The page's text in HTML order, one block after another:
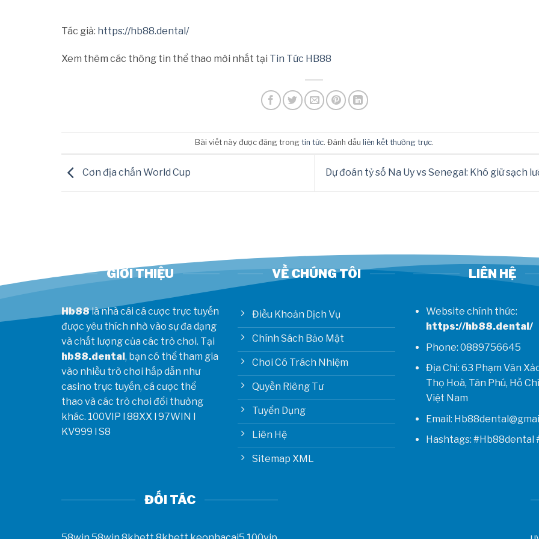
Tác giả: https://hb88.dental/
Xem thêm các thông tin thể thao mới nhất tại Tin Tức HB88
Bài viết này được đăng trong tin tức. Đánh dấu liên kết thường trực.
Cơn địa chấn World Cup Dự đoán tỷ số Na Uy vs Senegal: Khó giữ sạch
GIỚI THIỆU
Hb88là nhà cái cá cược trực tuyến
được yêu thích nhờ vào sự đa dạng
và chất lượng của các trò chơi. Tại
hb88.dental, bạn có thể tham gia
vào nhiều trò chơi hấp dẫn như
casino trực tuyến, cá cược thể
thao và các trò chơi đổi thưởng
khác. 100VIP l 88XX l 97WIN l
KV999 l S8
VỀ CHÚNG TÔI
Điều Khoản Dịch Vụ
Chính Sách Bảo Mật
Chơi Có Trách Nhiệm
Quyền Riêng Tư
Tuyển Dụng
Liên Hệ
Sitemap XML
LIÊN HỆ
Website chính thức:
https://hb88.dental/
Phone: 0889756645
Địa Chỉ: 63 Phạm Văn
Thọ Hoà, Tân Phú, Hồ
Việt Nam
Email:
Hashtags: #Hb88dental
ĐỐI TÁC